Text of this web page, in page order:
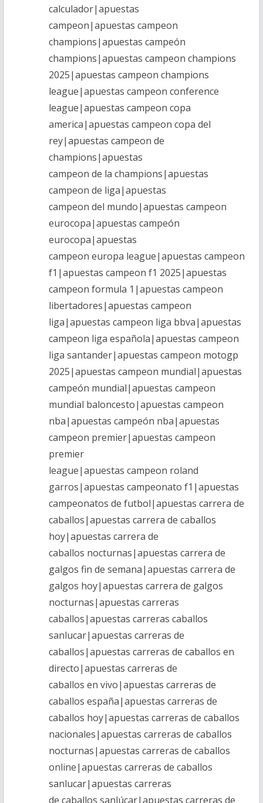
calculador|apuestas
campeon|apuestas campeon
champions|apuestas campeón
champions|apuestas campeon champions
2025|apuestas campeon champions
league|apuestas campeon conference
league|apuestas campeon copa
america|apuestas campeon copa del
rey|apuestas campeon de
champions|apuestas
campeon de la champions|apuestas
campeon de liga|apuestas
campeon del mundo|apuestas campeon
eurocopa|apuestas campeón
eurocopa|apuestas
campeon europa league|apuestas campeon
f1|apuestas campeon f1 2025|apuestas
campeon formula 1|apuestas campeon
libertadores|apuestas campeon
liga|apuestas campeon liga bbva|apuestas
campeon liga española|apuestas campeon
liga santander|apuestas campeon motogp
2025|apuestas campeon mundial|apuestas
campeón mundial|apuestas campeon
mundial baloncesto|apuestas campeon
nba|apuestas campeón nba|apuestas
campeon premier|apuestas campeon
premier
league|apuestas campeon roland
garros|apuestas campeonato f1|apuestas
campeonatos de futbol|apuestas carrera de
caballos|apuestas carrera de caballos
hoy|apuestas carrera de
caballos nocturnas|apuestas carrera de
galgos fin de semana|apuestas carrera de
galgos hoy|apuestas carrera de galgos
nocturnas|apuestas carreras
caballos|apuestas carreras caballos
sanlucar|apuestas carreras de
caballos|apuestas carreras de caballos en
directo|apuestas carreras de
caballos en vivo|apuestas carreras de
caballos españa|apuestas carreras de
caballos hoy|apuestas carreras de caballos
nacionales|apuestas carreras de caballos
nocturnas|apuestas carreras de caballos
online|apuestas carreras de caballos
sanlucar|apuestas carreras
de caballos sanlúcar|apuestas carreras de